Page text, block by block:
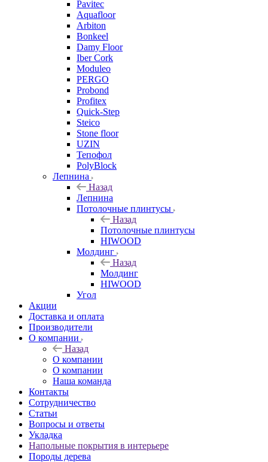
Pavitec
Aquafloor
Arbiton
Bonkeel
Damy Floor
Iber Cork
Moduleo
PERGO
Probond
Profitex
Quick-Step
Steico
Stone floor
UZIN
Тепофол
PolyBlock
Лепнина
Назад
Лепнина
Потолочные плинтусы
Назад
Потолочные плинтусы
HIWOOD
Молдинг
Назад
Молдинг
HIWOOD
Угол
Акции
Доставка и оплата
Производители
О компании
Назад
О компании
О компании
Наша команда
Контакты
Сотрудничество
Статьи
Вопросы и ответы
Укладка
Напольные покрытия в интерьере
Породы дерева